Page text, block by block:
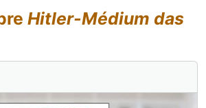
Hitler-Médium das